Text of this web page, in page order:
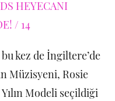
kez de İngiltere’de
Müzisyeni, Rosie
Modeli seçildiği